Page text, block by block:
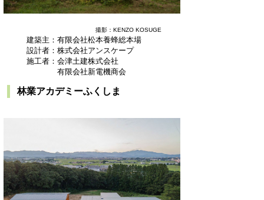
撮影：KENZO KOSUGE
建築主：有限会社松本養蜂総本場
設計者：株式会社アンスケープ
施工者：会津土建株式会社
有限会社新電機商会
林業アカデミーふくしま